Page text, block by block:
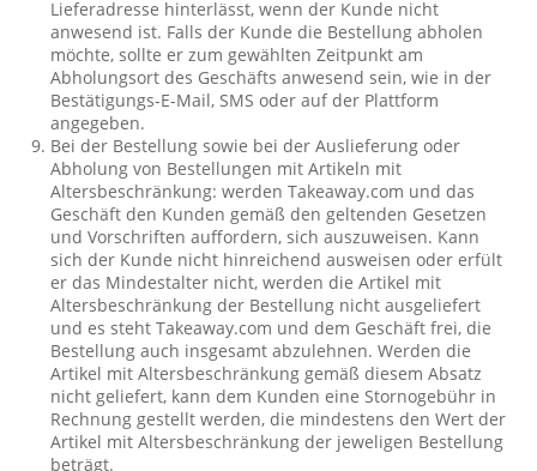
Lieferadresse hinterlässt, wenn der Kunde nicht
anwesend ist. Falls der Kunde die Bestellung abholen
möchte, sollte er zum gewählten Zeitpunkt am
Abholungsort des Geschäfts anwesend sein, wie in der
Bestätigungs-E-Mail, SMS oder auf der Plattform
angegeben.
Bei der Bestellung sowie bei der Auslieferung oder
Abholung von Bestellungen mit Artikeln mit
Altersbeschränkung: werden Takeaway.com und das
Geschäft den Kunden gemäß den geltenden Gesetzen
und Vorschriften auffordern, sich auszuweisen. Kann
sich der Kunde nicht hinreichend ausweisen oder erfült
er das Mindestalter nicht, werden die Artikel mit
Altersbeschränkung der Bestellung nicht ausgeliefert
und es steht Takeaway.com und dem Geschäft frei, die
Bestellung auch insgesamt abzulehnen. Werden die
Artikel mit Altersbeschränkung gemäß diesem Absatz
nicht geliefert, kann dem Kunden eine Stornogebühr in
Rechnung gestellt werden, die mindestens den Wert der
Artikel mit Altersbeschränkung der jeweligen Bestellung
beträgt.